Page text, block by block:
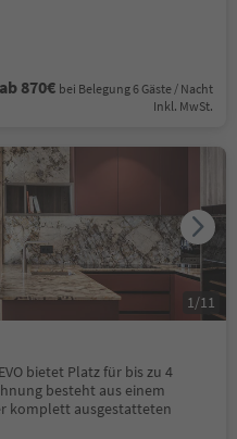
ab 870€ bei Belegung 6 Gäste / Nacht
Inkl. MwSt.
bietet Platz für bis zu 4
besteht aus einem
komplett ausgestatteten
1 /11